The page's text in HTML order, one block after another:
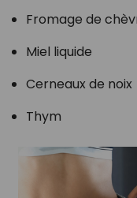
Fromage de
Miel liquide
Cerneaux de noix
Thym